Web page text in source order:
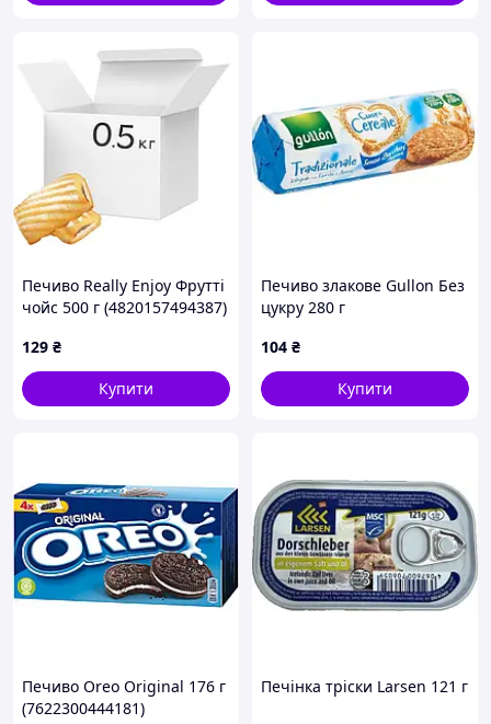
Печиво Really Enjoy Фрутті
чойс 500 г (4820157494387)
129 ₴
Купити
Печиво злакове Gullon Без
цукру 280 г
104 ₴
Купити
Печиво Oreo Original 176 г
(7622300444181)
Печінка тріски Larsen 121 г